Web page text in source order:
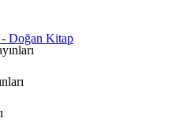
- Doğan Kitap